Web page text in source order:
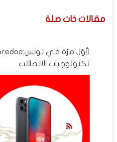
مقالات ذات صلة
تكنولوجيات الاتصالات